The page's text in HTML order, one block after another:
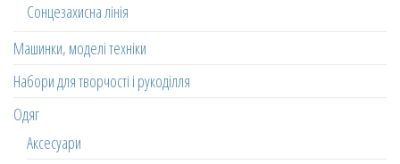
Сонцезахисна лінія
Машинки, моделі техніки
Набори для творчості і рукоділля
Одяг
Аксесуари